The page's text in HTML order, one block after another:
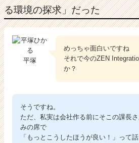
る環境の探求」だった
平塚
めっちゃ面白いですね
それで今のZEN
か？
そうですね。
ただ、私実は会社作る前にそこの課長
みの席で
「もっとこうしたほうが良い！」って